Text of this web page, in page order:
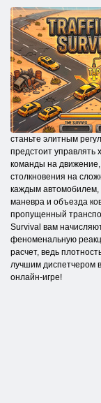
станьте элитным
предстоит
команды на движение,
столкновения на
каждым автомобилем,
маневра и объезда
пропущенный
Survival вам
феноменальную
расчет, ведь
лучшим диспетчером
онлайн-игре!